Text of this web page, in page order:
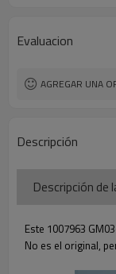
Evaluacion
AGREGAR UNA
Descripción
Descripción de
Este 1007963
No es el original,